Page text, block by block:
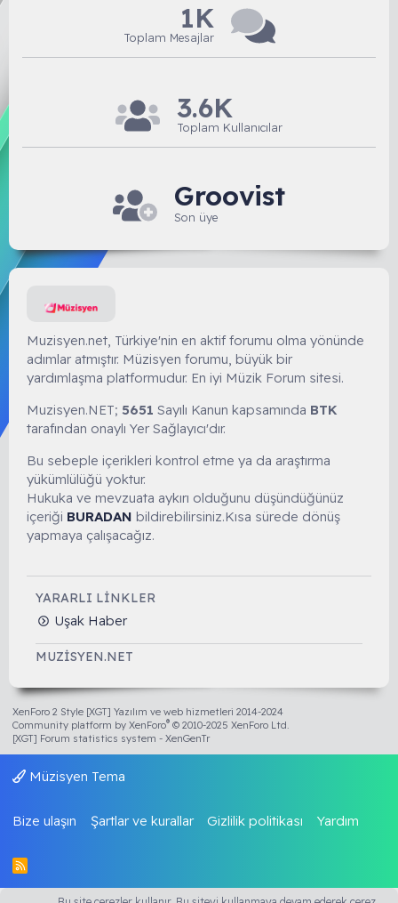
1K
Toplam Mesajlar
3.6K
Toplam Kullanıcılar
Groovist
Son üye
Muzisyen.net, Türkiye'nin en aktif forumu olma yönünde
adımlar atmıştır. Müzisyen forumu, büyük bir
yardımlaşma platformudur. En iyi Müzik Forum sitesi.
Muzisyen.NET; 5651 Sayılı Kanun kapsamında BTK
tarafından onaylı Yer Sağlayıcı'dır.
Bu sebeple içerikleri kontrol etme ya da araştırma
yükümlülüğü yoktur.
Hukuka ve mevzuata aykırı olduğunu düşündüğünüz
içeriği BURADAN bildirebilirsiniz.Kısa sürede dönüş
yapmaya çalışacağız.
YARARLI LINKLER
Uşak Haber
MUZISYEN.NET
XenForo 2 Style [XGT] Yazılım ve web hizmetleri 2014-2024
Community platform by XenForo® © 2010-2025 XenForo Ltd.
[XGT] Forum statistics system - XenGenTr
Müzisyen Tema
Bize ulaşın Şartlar ve kurallar Gizlilik politikası Yardım
R